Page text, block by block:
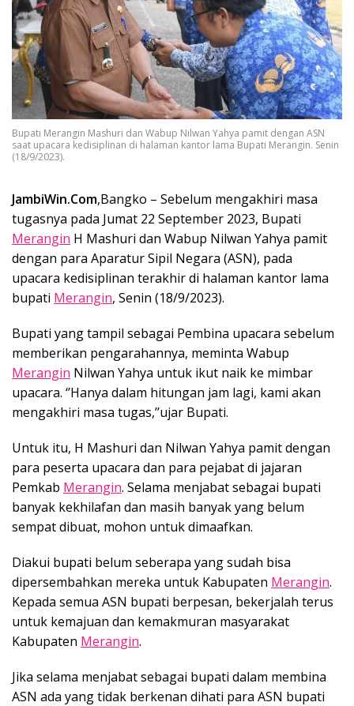
Bupati Merangin Mashuri dan Wabup Nilwan Yahya pamit dengan ASN
saat upacara kedisiplinan di halaman kantor lama Bupati Merangin. Senin
(18/9/2023).
JambiWin.Com,Bangko – Sebelum mengakhiri masa
tugasnya pada Jumat 22 September 2023, Bupati
Merangin H Mashuri dan Wabup Nilwan Yahya pamit
dengan para Aparatur Sipil Negara (ASN), pada
upacara kedisiplinan terakhir di halaman kantor lama
bupati Merangin, Senin (18/9/2023).
Bupati yang tampil sebagai Pembina upacara sebelum
memberikan pengarahannya, meminta Wabup
Merangin Nilwan Yahya untuk ikut naik ke mimbar
upacara. ‘’Hanya dalam hitungan jam lagi, kami akan
mengakhiri masa tugas,’’ujar Bupati.
Untuk itu, H Mashuri dan Nilwan Yahya pamit dengan
para peserta upacara dan para pejabat di jajaran
Pemkab Merangin. Selama menjabat sebagai bupati
banyak kekhilafan dan masih banyak yang belum
sempat dibuat, mohon untuk dimaafkan.
Diakui bupati belum seberapa yang sudah bisa
dipersembahkan mereka untuk Kabupaten Merangin.
Kepada semua ASN bupati berpesan, bekerjalah terus
untuk kemajuan dan kemakmuran masyarakat
Kabupaten Merangin.
Jika selama menjabat sebagai bupati dalam membina
ASN ada yang tidak berkenan dihati para ASN bupati